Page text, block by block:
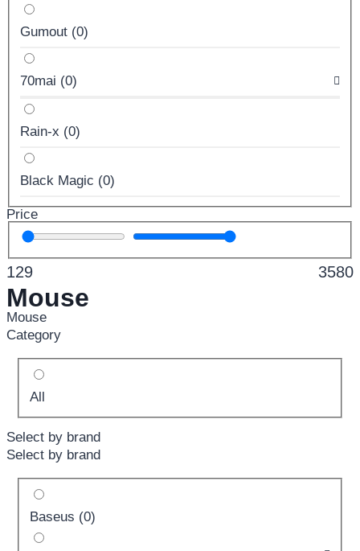
Gumout (0)
70mai (0)
Rain-x (0)
Black Magic (0)
Price
129 3580
Mouse
Mouse
Category
All
Select by brand
Select by brand
Baseus (0)